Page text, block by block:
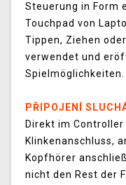
Steuerung in Form
Touchpad von
Tippen, Ziehen
verwendet und
Spielmöglichkeiten.
PŘIPOJENÍ
Direkt im
Klinkenanschluss,
Kopfhörer
nicht den Rest der